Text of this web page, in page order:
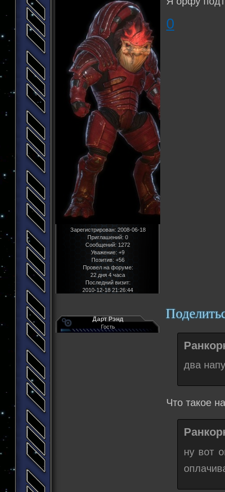
Зарегистрирован: 2008-06-18
Приглашений: 0
Сообщений: 1272
Уважение: +9
Позитив: +56
Провел на форуме:
22 дня 4 часа
Последний визит:
2010-12-18 21:26:44
0
Дарт Рэнд
Гость
два
Что такое
ну вот